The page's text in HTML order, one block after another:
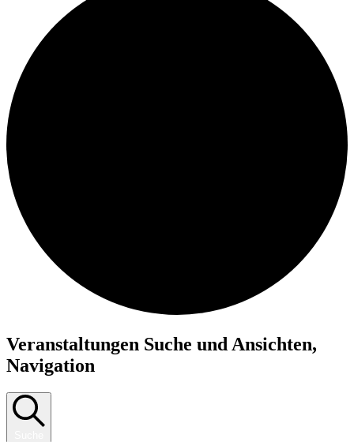
Veranstaltungen Suche und Ansichten,
Navigation